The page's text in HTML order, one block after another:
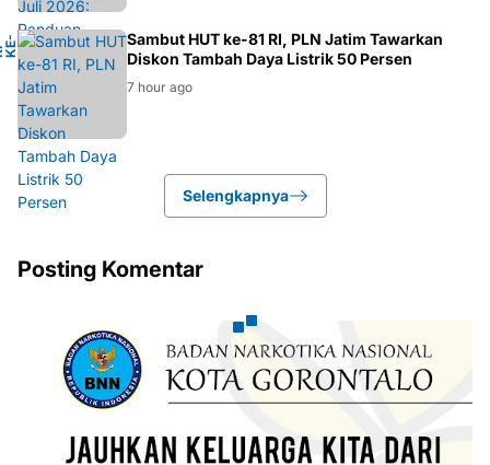
-1
Sambut HUT ke-81 RI, PLN Jatim Tawarkan
Diskon Tambah Daya Listrik 50 Persen
7 hour ago
Selengkapnya
Posting Komentar